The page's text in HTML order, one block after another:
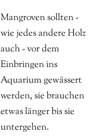
Mangroven sollten -
wie jedes andere Holz
auch - vor dem
Einbringen ins
Aquarium gewässert
werden, sie brauchen
etwas länger bis sie
untergehen.